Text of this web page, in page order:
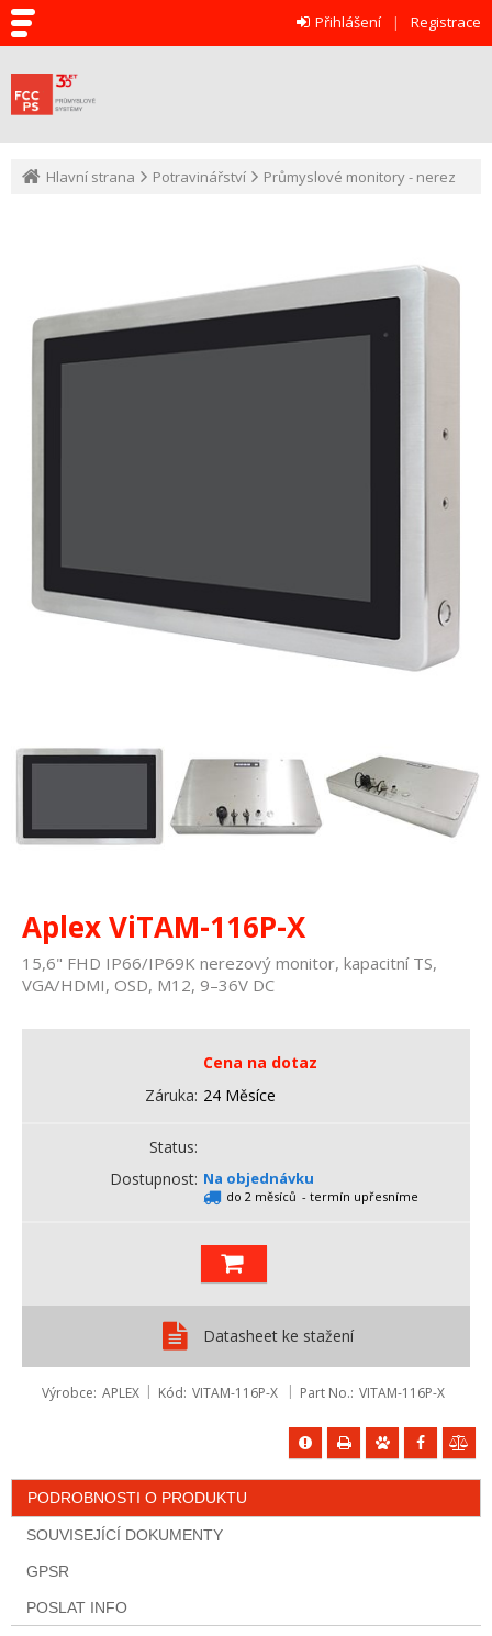
Přihlášení Registrace
Hlavní strana Potravinářství Průmyslové monitory - nerez
Aplex ViTAM-116P-X
15,6" FHD IP66/IP69K nerezový monitor, kapacitní TS,
VGA/HDMI, OSD, M12, 9–36V DC
Cena na dotaz
Záruka 24 Měsíce
Status
Dostupnost Na objednávku
do 2 měsíců - termín upřesníme
Datasheet ke stažení
Výrobce APLEX Kód VITAM-116P-X Part No. VITAM-116P-X
PODROBNOSTI O PRODUKTU
SOUVISEJÍCÍ DOKUMENTY
GPSR
POSLAT INFO